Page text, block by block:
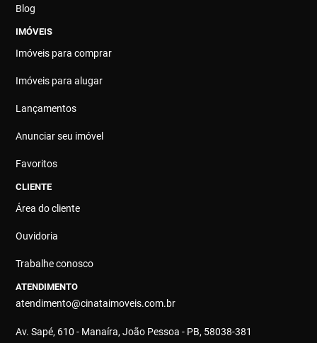
Blog
IMÓVEIS
Imóveis para comprar
Imóveis para alugar
Lançamentos
Anunciar seu imóvel
Favoritos
CLIENTE
Área do cliente
Ouvidoria
Trabalhe conosco
ATENDIMENTO
atendimento@cinataimoveis.com.br
Av. Sapé, 610 - Manaíra, João Pessoa - PB, 58038-381